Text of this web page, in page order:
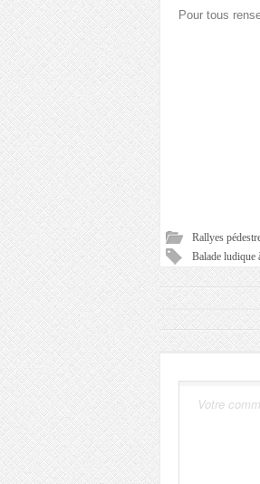
Pour tous
Rallyes
Balade ludique